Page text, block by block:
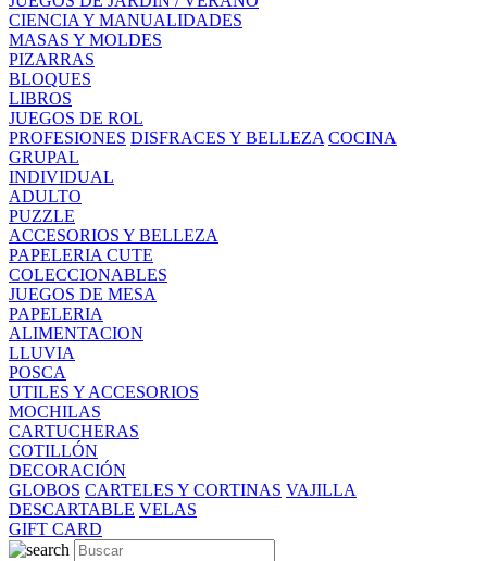
CIENCIA Y MANUALIDADES
MASAS Y MOLDES
PIZARRAS
BLOQUES
LIBROS
JUEGOS DE ROL
PROFESIONES DISFRACES Y BELLEZA COCINA
GRUPAL
INDIVIDUAL
ADULTO
PUZZLE
ACCESORIOS Y BELLEZA
PAPELERIA CUTE
COLECCIONABLES
JUEGOS DE MESA
PAPELERIA
ALIMENTACION
LLUVIA
POSCA
UTILES Y ACCESORIOS
MOCHILAS
CARTUCHERAS
COTILLÓN
DECORACIÓN
GLOBOS CARTELES Y CORTINAS VAJILLA
DESCARTABLE VELAS
GIFT CARD